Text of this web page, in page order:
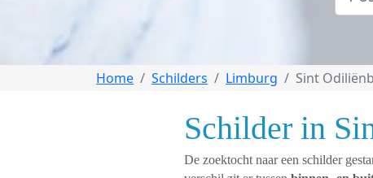
Home Schilders Limburg Sint
Schilder in
De zoektocht naar een schilder